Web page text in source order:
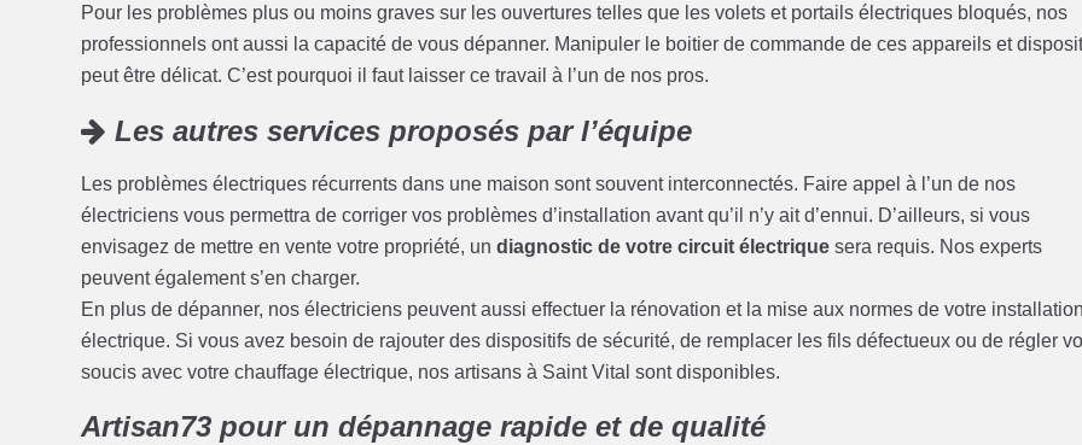
Pour les problèmes plus ou moins graves sur les ouvertures telles que les volets et portails électriques bloqués, nos
professionnels ont aussi la capacité de vous dépanner. Manipuler le boitier de commande de ces appareils et
peut être délicat. C’est pourquoi il faut laisser ce travail à l’un de nos pros.
Les autres services proposés par l’équipe
Les problèmes électriques récurrents dans une maison sont souvent interconnectés. Faire appel à l’un de nos
électriciens vous permettra de corriger vos problèmes d’installation avant qu’il n’y ait d’ennui. D’ailleurs, si vous
envisagez de mettre en vente votre propriété, undiagnostic de votre circuit électrique sera requis. Nos experts
peuvent également s’en charger.
En plus de dépanner, nos électriciens peuvent aussi effectuer la rénovation et la mise aux normes de votre installation
électrique. Si vous avez besoin de rajouter des dispositifs de sécurité, de remplacer les fils défectueux ou de régler
soucis avec votre chauffage électrique, nos artisans à Saint Vital sont disponibles.
Artisan73 pour un dépannage rapide et de qualité